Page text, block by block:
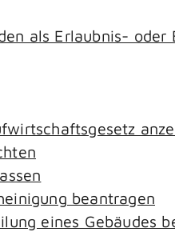
als Erlaubnis-
beantragen
eines Gebäudes